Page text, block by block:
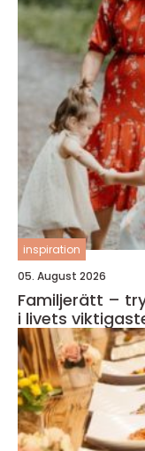
inspiration
05. August 2026
Familjerätt –
i livets